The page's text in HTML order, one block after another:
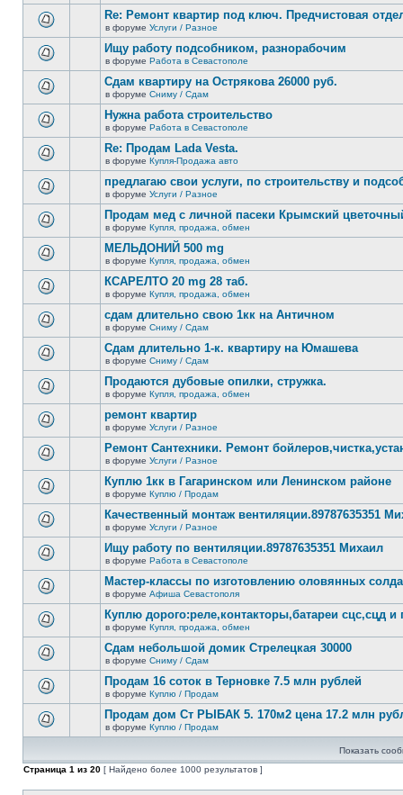
новых
непрочитанных
сообщений.
новых
непрочитанных
сообщений.
новых
непрочитанных
сообщений.
Re: Ремонт квартир под ключ. Предчистовая
в форуме Услуги / Разное
новых
непрочитанных
сообщений.
Ищу работу подсобником, разнорабочим
в форуме Работа в Севастополе
новых
непрочитанных
сообщений.
Сдам квартиру на Острякова 26000 руб.
в форуме Сниму / Сдам
новых
непрочитанных
сообщений.
Нужна работа строительство
в форуме Работа в Севастополе
новых
непрочитанных
сообщений.
Re: Продам Lada Vesta.
в форуме Купля-Продажа авто
новых
непрочитанных
сообщений.
предлагаю свои услуги, по строительству и
в форуме Услуги / Разное
новых
непрочитанных
сообщений.
Продам мед с личной пасеки Крымский
в форуме Купля, продажа, обмен
новых
непрочитанных
сообщений.
МЕЛЬДОНИЙ 500 mg
в форуме Купля, продажа, обмен
новых
непрочитанных
сообщений.
КСАРЕЛТО 20 mg 28 таб.
в форуме Купля, продажа, обмен
новых
непрочитанных
сообщений.
сдам длительно свою 1кк на Античном
в форуме Сниму / Сдам
новых
непрочитанных
сообщений.
Сдам длительно 1-к. квартиру на Юмашева
в форуме Сниму / Сдам
новых
непрочитанных
сообщений.
Продаются дубовые опилки, стружка.
в форуме Купля, продажа, обмен
новых
непрочитанных
сообщений.
ремонт квартир
в форуме Услуги / Разное
новых
непрочитанных
сообщений.
Ремонт Сантехники. Ремонт
в форуме Услуги / Разное
новых
непрочитанных
сообщений.
Куплю 1кк в Гагаринском или Ленинском районе
в форуме Куплю / Продам
новых
непрочитанных
сообщений.
Качественный монтаж вентиляции.89787635351
в форуме Услуги / Разное
новых
непрочитанных
сообщений.
Ищу работу по вентиляции.89787635351 Михаил
в форуме Работа в Севастополе
новых
непрочитанных
сообщений.
Мастер-классы по изготовлению оловянных
в форуме Афиша Севастополя
новых
непрочитанных
сообщений.
Куплю дорого:реле,контакторы,батареи сцс,сцд
в форуме Купля, продажа, обмен
новых
непрочитанных
сообщений.
Сдам небольшой домик Стрелецкая 30000
в форуме Сниму / Сдам
новых
сообщений.
Продам 16 соток в Терновке 7.5 млн рублей
в форуме Куплю / Продам
нет
новых
сообщений.
Продам дом Ст РЫБАК 5. 170м2 цена 17.2 млн
в форуме Куплю / Продам
Показать
Страница 1 из 20 [ Найдено более 1000 результатов ]